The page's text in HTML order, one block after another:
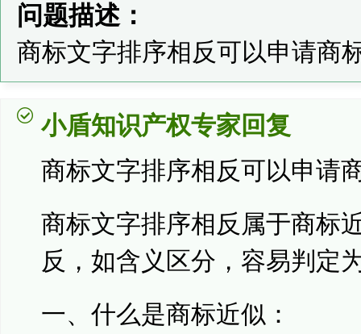
问题描述：
商标文字排序相反可以申请商
小盾知识产权专家回复
商标文字排序相反可以申请
商标文字排序相反属于商标
反，如含义区分，容易判定
一、什么是商标近似：